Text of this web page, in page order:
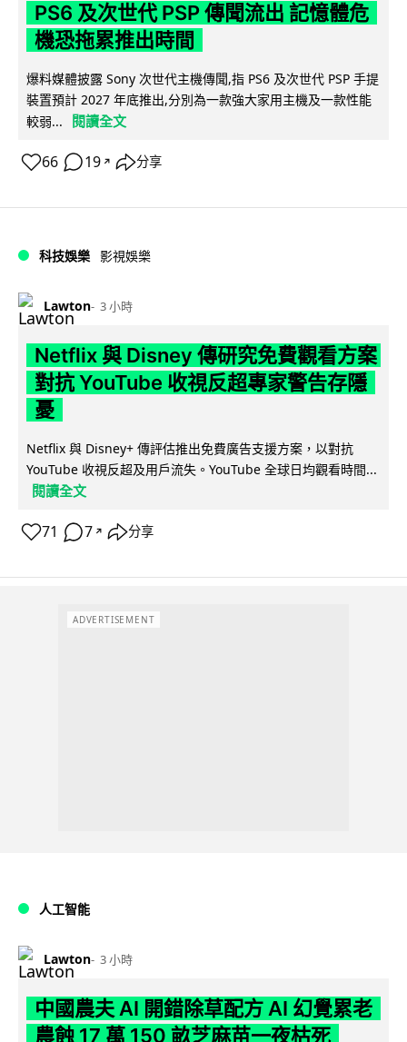
PS6 及次世代 PSP 傳聞流出 記憶體危
機恐拖累推出時間
爆料媒體披露 Sony 次世代主機傳聞,指 PS6 及次世代 PSP 手提
裝置預計 2027 年底推出,分別為一款強大家用主機及一款性能
較弱...
閱讀全文
66 19 ↗ 分享
科技娛樂 影視娛樂
Lawton 3 小時
Netflix 與 Disney 傳研究免費觀看方案
對抗 YouTube 收視反超專家警告存隱
憂
Netflix 與 Disney+ 傳評估推出免費廣告支援方案，以對抗
YouTube 收視反超及用戶流失。YouTube 全球日均觀看時間...
閱讀全文
71 7 ↗ 分享
ADVERTISEMENT
人工智能
Lawton 3 小時
中國農夫 AI 開錯除草配方 AI 幻覺累老
農蝕 17 萬 150 畝芝麻苗一夜枯死